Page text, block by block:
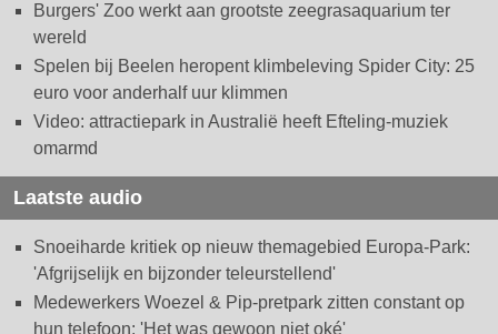
Burgers' Zoo werkt aan grootste zeegrasaquarium ter
wereld
Spelen bij Beelen heropent klimbeleving Spider City: 25
euro voor anderhalf uur klimmen
Video: attractiepark in Australië heeft Efteling-muziek
omarmd
Laatste audio
Snoeiharde kritiek op nieuw themagebied Europa-Park:
'Afgrijselijk en bijzonder teleurstellend'
Medewerkers Woezel & Pip-pretpark zitten constant op
hun telefoon: 'Het was gewoon niet oké'